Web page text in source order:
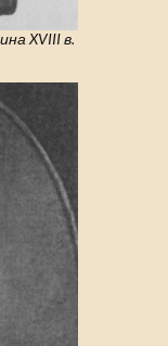
XVIII в.